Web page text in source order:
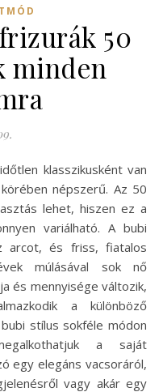
50
minden
népszerű. Az 50
lehet, hiszen ez a
variálható. A bubi
arcot, és friss, fiatalos
múlásával sok nő
és mennyisége változik,
a különböző
stílus sokféle módon
a saját
egy elegáns vacsoráról,
vagy akár egy